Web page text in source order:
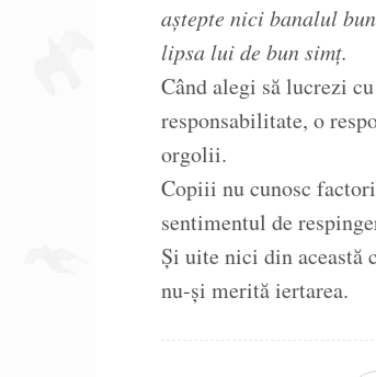
aștepte nici banalul
lipsa lui de bun simț.
Când alegi să lucrezi
responsabilitate, o
orgolii.
Copiii nu cunosc
sentimentul de
Și uite nici din această
nu-și merită iertarea.